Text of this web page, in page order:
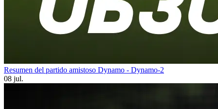
Resumen del partido amistoso Dynamo - Dynamo-2
08 jul.